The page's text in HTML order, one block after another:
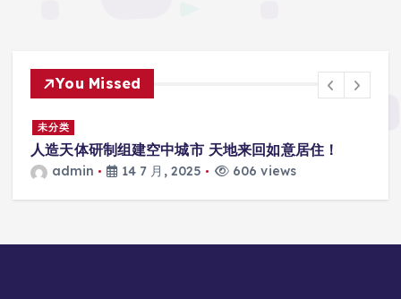
You Missed
未分类
人造天体研制组建空中城市 天地来回如意居住！
admin 14 7 月, 2025 606 views